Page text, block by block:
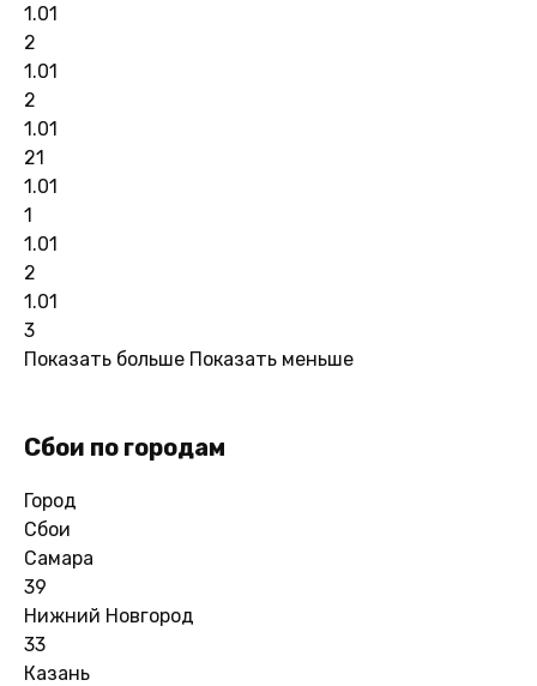
1.01
2
1.01
2
1.01
21
1.01
1
1.01
2
1.01
3
Показать больше Показать меньше
Сбои по городам
Город
Сбои
Самара
39
Нижний Новгород
33
Казань